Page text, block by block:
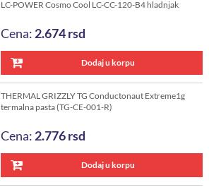
LC-POWER Cosmo Cool LC-CC-120-B4 hladnjak
Cena: 2.674rsd
Dodaj u korpu
THERMAL GRIZZLY TG Conductonaut Extreme1g
termalna pasta (TG-CE-001-R)
Cena: 2.776rsd
Dodaj u korpu